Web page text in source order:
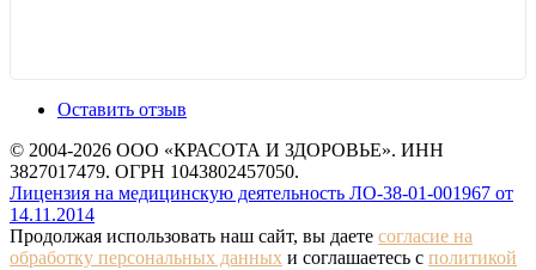
Оставить отзыв
© 2004-2026 ООО «КРАСОТА И ЗДОРОВЬЕ». ИНН
3827017479. ОГРН 1043802457050.
Лицензия на медицинскую деятельность ЛО-38-01-001967 от
14.11.2014
Продолжая использовать наш сайт, вы даете согласие на
обработку персональных данных и соглашаетесь с политикой